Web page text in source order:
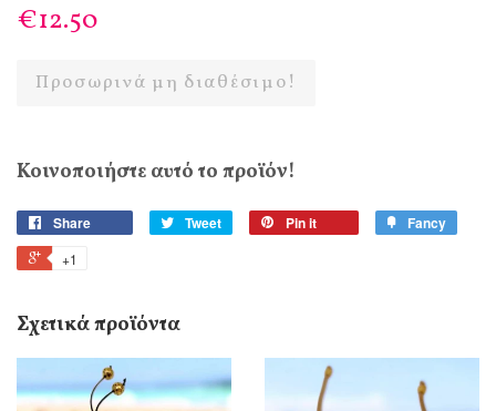
€12.50
Προσωρινά μη διαθέσιμο!
Κοινοποιήστε αυτό το προϊόν!
Share Tweet Pin it Fancy
+1
Σχετικά προϊόντα